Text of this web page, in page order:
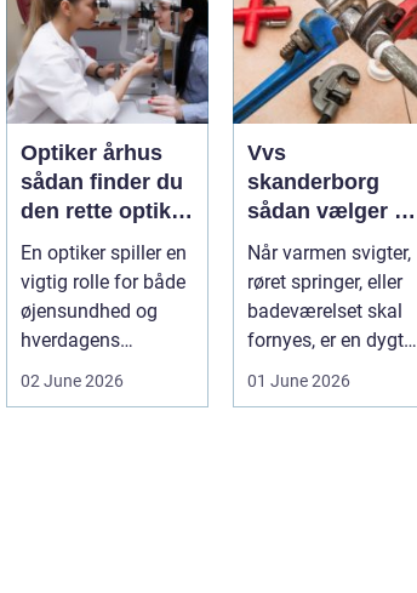
Optiker århus
sådan finder du
den rette optiker
i byen
En optiker spiller en
vigtig rolle for både
øjensundhed og
hverdagens
02 June 2026
Vvs
skanderborg
sådan vælger du
den rigtige
installatør
Når varmen svigter,
røret springer, eller
badeværelset skal
fornyes, er en dygtig
01 June 2026